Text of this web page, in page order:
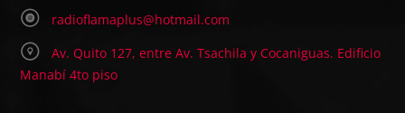
radioflamaplus@hotmail.com
Av. Quito 127, entre Av. Tsachila y Cocaniguas. Edificio
Manabí 4to piso